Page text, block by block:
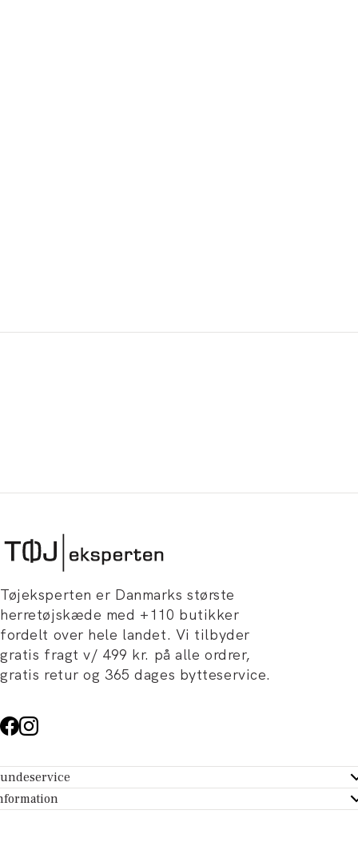
Tøjeksperten er Danmarks største
herretøjskæde med +110 butikker
fordelt over hele landet. Vi tilbyder
gratis fragt v/ 499 kr. på alle ordrer,
gratis retur og 365 dages bytteservice.
- Hjælpecenter
Tøjeksperten